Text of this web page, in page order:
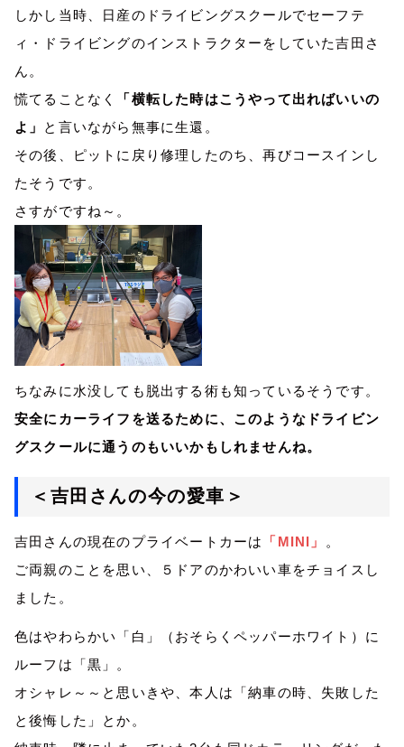
しかし当時、日産のドライビングスクールでセーフテ
ィ・ドライビングのインストラクターをしていた吉田さ
ん。
慌てることなく
「横転した時はこうやって出ればいいの
よ」 と言いながら無事に生還。
その後、ピットに戻り修理したのち、再びコースインし
たそうです。
さすがですね～。
ちなみに水没しても脱出する術も知っているそうです。
安全にカーライフを送るために、このようなドライビン
グスクールに通うのもいいかもしれませんね。
＜吉田さんの今の愛車＞
吉田さんの現在のプライベートカーは 「 MINI 」
。
ご両親のことを思い、５ドアのかわいい車をチョイスし
ました。
色はやわらかい「白」（おそらくペッパーホワイト）に
ルーフは「黒」。
オシャレ～～と思いきや、本人は「納車の時、失敗した
と後悔した」とか。